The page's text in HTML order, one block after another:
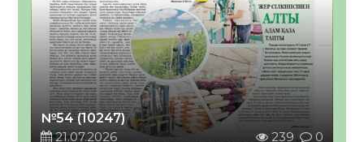
№54 (10247)
21.07.2026
239 0